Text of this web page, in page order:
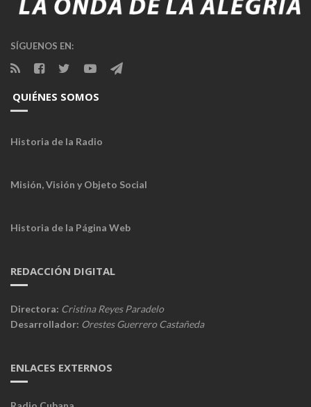
SÍGUENOS EN:
QUIÉNES SOMOS
Historia de la Radio
Misión, Visión y Objeto Social
Historia de la Página Web
REDACCIÓN DIGITAL
Directora: Cristina Reyes Paradelo
Desarrollador: Orestes Guerrero Castañeda
ENLACES EXTERNOS